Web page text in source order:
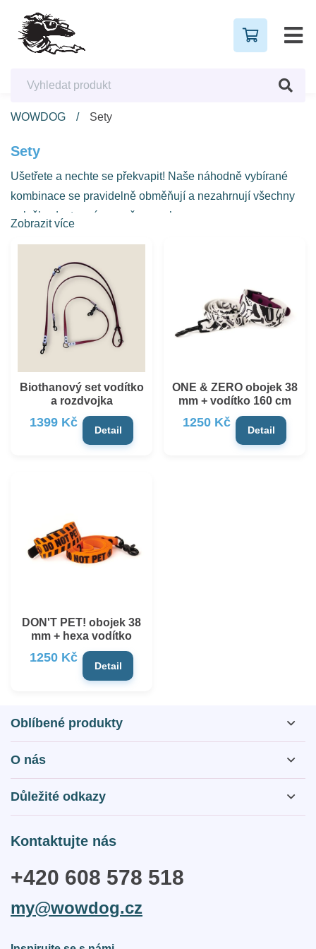
WOWDOG Sety
Sety
Ušetřete a nechte se překvapit! Naše náhodně vybírané
kombinace se pravidelně obměňují a nezahrnují všechny
položky dostupné na našem e-shopu.
Biothanový set vodítko
a rozdvojka
1399 Kč
Detail
ONE & ZERO obojek 38
mm + vodítko 160 cm
1250 Kč
Detail
DON'T PET! obojek 38
mm + hexa vodítko
1250 Kč
Detail
Oblíbené produkty
O nás
O nás
Otázky a odpovědi
Kontakty
Důležité odkazy
Reklamační řád
Doprava a platba
Kontaktujte nás
+420 608 578 518
my@wowdog.cz